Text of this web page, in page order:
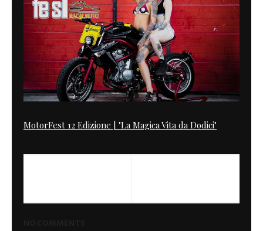
MotorFest 12 Edizione | "La Magica Vita da Dodici"